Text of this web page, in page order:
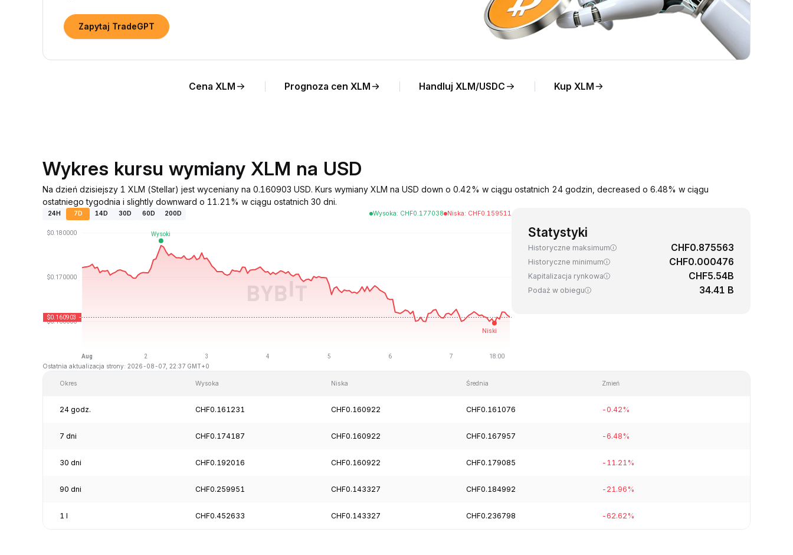
Zapytaj TradeGPT
Cena XLM Prognoza cen XLM Handluj XLM/USDC Kup XLM
Wykres kursu wymiany XLM na USD
Na dzień dzisiejszy 1 XLM (Stellar) jest wyceniany na 0.160903 USD. Kurs wymiany XLM na USD down o 0.42% w ciągu ostatnich 24 godzin, decreased o 6.48% w ciągu
ostatniego tygodnia i slightly downward o 11.21% w ciągu ostatnich 30 dni.
24H 7D 14D 30D 60D 200D Wysoka: CHF0.177038 Niska: CHF0.159511
Ostatnia aktualizacja strony: 2026-08-07, 22:37 GMT+0
Statystyki
Historyczne maksimum CHF0.875563
Historyczne minimum CHF0.000476
Kapitalizacja rynkowa CHF5.54B
Podaż w obiegu 34.41 B
Okres Wysoka Niska Średnia Zmień
24 godz. CHF0.161231 CHF0.160922 CHF0.161076 -0.42%
7 dni CHF0.174187 CHF0.160922 CHF0.167957 -6.48%
30 dni CHF0.192016 CHF0.160922 CHF0.179085 -11.21%
90 dni CHF0.259951 CHF0.143327 CHF0.184992 -21.96%
1 l CHF0.452633 CHF0.143327 CHF0.236798 -62.62%